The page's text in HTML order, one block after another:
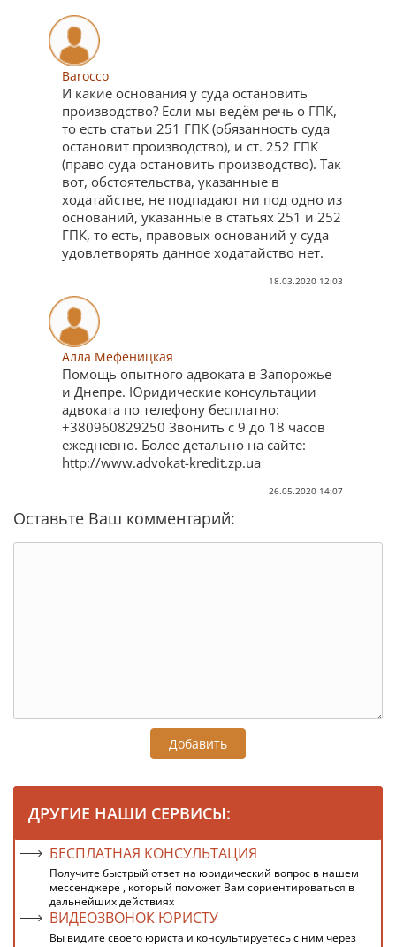
Barocco
И какие основания у суда остановить
производство? Если мы ведём речь о ГПК,
то есть статьи 251 ГПК (обязанность суда
остановит производство), и ст. 252 ГПК
(право суда остановить производство). Так
вот, обстоятельства, указанные в
ходатайстве, не подпадают ни под одно из
оснований, указанные в статьях 251 и 252
ГПК, то есть, правовых оснований у суда
удовлетворять данное ходатайство нет.
18.03.2020 12:03
Алла Мефеницкая
Помощь опытного адвоката в Запорожье
и Днепре. Юридические консультации
адвоката по телефону бесплатно:
+380960829250 Звонить с 9 до 18 часов
ежедневно. Более детально на сайте:
http://www.advokat-kredit.zp.ua
26.05.2020 14:07
Оставьте Ваш комментарий:
Добавить
ДРУГИЕ НАШИ СЕРВИСЫ:
БЕСПЛАТНАЯ КОНСУЛЬТАЦИЯ
Получите быстрый ответ на юридический вопрос в нашем
мессенджере , который поможет Вам сориентироваться в
дальнейших действиях
ВИДЕОЗВОНОК ЮРИСТУ
Вы видите своего юриста и консультируетесь с ним через